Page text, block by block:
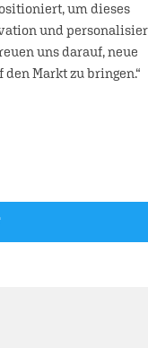
um dieses
und
uns darauf, neue
Markt zu bringen.“